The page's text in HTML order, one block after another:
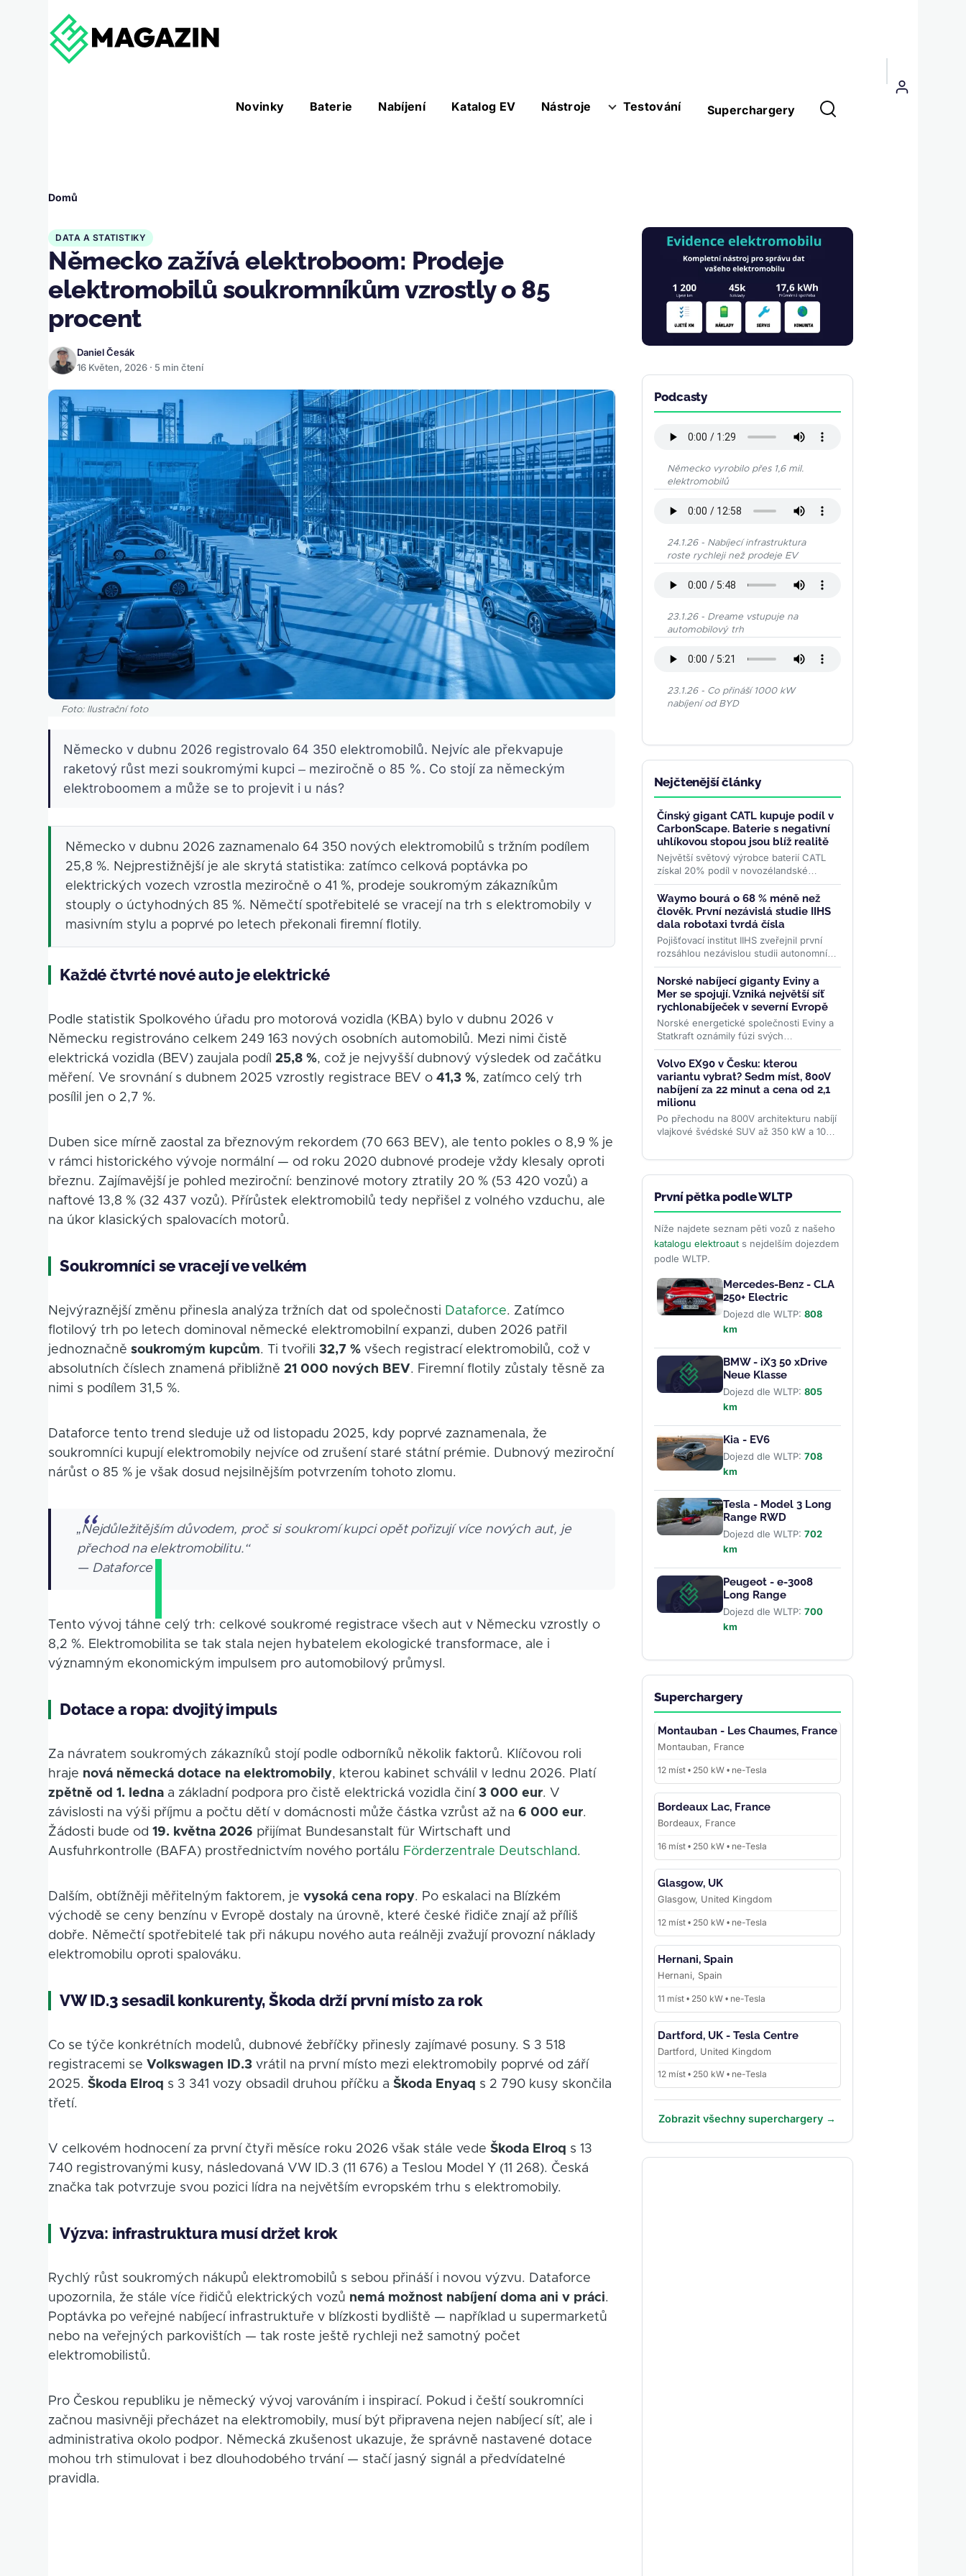
Hlavní
Novinky Baterie Nabíjení Katalog EV Nástroje
Nástroje sub-navigation Testování Superchargery
Menu
uživatelského
Drobečková
navigace
Domů
DATA A STATISTIKY
Německo zažívá elektroboom: Prodeje
elektromobilů soukromníkům vzrostly o 85
procent
Daniel Česák
16 Květen, 2026 · 5 min čtení
Foto: Ilustrační foto
Německo v dubnu 2026 registrovalo 64 350 elektromobilů. Nejvíc ale překvapuje
raketový růst mezi soukromými kupci – meziročně o 85 %. Co stojí za německým
elektroboomem a může se to projevit i u nás?
Německo v dubnu 2026 zaznamenalo 64 350 nových elektromobilů s tržním podílem
25,8 %. Nejprestižnější je ale skrytá statistika: zatímco celková poptávka po
elektrických vozech vzrostla meziročně o 41 %, prodeje soukromým zákazníkům
stouply o úctyhodných 85 %. Němečtí spotřebitelé se vracejí na trh s elektromobily v
masivním stylu a poprvé po letech překonali firemní flotily.
Každé čtvrté nové auto je elektrické
Podle statistik Spolkového úřadu pro motorová vozidla (KBA) bylo v dubnu 2026 v
Německu registrováno celkem 249 163 nových osobních automobilů. Mezi nimi čistě
elektrická vozidla (BEV) zaujala podíl25,8 %, což je nejvyšší dubnový výsledek od začátku
měření. Ve srovnání s dubnem 2025 vzrostly registrace BEV o41,3 %, zatímco celý trh
posílil jen o 2,7 %.
Duben sice mírně zaostal za březnovým rekordem (70 663 BEV), ale tento pokles o 8,9 % je
v rámci historického vývoje normální — od roku 2020 dubnové prodeje vždy klesaly oproti
březnu. Zajímavější je pohled meziroční: benzinové motory ztratily 20 % (53 420 vozů) a
naftové 13,8 % (32 437 vozů). Přírůstek elektromobilů tedy nepřišel z volného vzduchu, ale
na úkor klasických spalovacích motorů.
Soukromníci se vracejí ve velkém
Nejvýraznější změnu přinesla analýza tržních dat od společnosti Dataforce. Zatímco
flotilový trh po letech dominoval německé elektromobilní expanzi, duben 2026 patřil
jednoznačněsoukromým kupcům. Ti tvořili32,7 % všech registrací elektromobilů, což v
absolutních číslech znamená přibližně21 000 nových BEV. Firemní flotily zůstaly těsně za
nimi s podílem 31,5 %.
Dataforce tento trend sleduje už od listopadu 2025, kdy poprvé zaznamenala, že
soukromníci kupují elektromobily nejvíce od zrušení staré státní prémie. Dubnový meziroční
nárůst o 85 % je však dosud nejsilnějším potvrzením tohoto zlomu.
„Nejdůležitějším důvodem, proč si soukromí kupci opět pořizují více nových aut, je
přechod na elektromobilitu.“
— Dataforce
Tento vývoj táhne celý trh: celkové soukromé registrace všech aut v Německu vzrostly o
8,2 %. Elektromobilita se tak stala nejen hybatelem ekologické transformace, ale i
významným ekonomickým impulsem pro automobilový průmysl.
Dotace a ropa: dvojitý impuls
Za návratem soukromých zákazníků stojí podle odborníků několik faktorů. Klíčovou roli
hraje nová německá dotace na elektromobily, kterou kabinet schválil v lednu 2026. Platí
zpětně od 1. ledna a základní podpora pro čistě elektrická vozidla činí3 000 eur. V
závislosti na výši příjmu a počtu dětí v domácnosti může částka vzrůst až na6 000 eur.
Žádosti bude od19. května 2026 přijímat Bundesanstalt für Wirtschaft und
Ausfuhrkontrolle (BAFA) prostřednictvím nového portálu Förderzentrale Deutschland.
Dalším, obtížněji měřitelným faktorem, jevysoká cena ropy. Po eskalaci na Blízkém
východě se ceny benzínu v Evropě dostaly na úrovně, které české řidiče znají až příliš
dobře. Němečtí spotřebitelé tak při nákupu nového auta reálněji zvažují provozní náklady
elektromobilu oproti spalováku.
VW ID.3 sesadil konkurenty, Škoda drží první místo za rok
Co se týče konkrétních modelů, dubnové žebříčky přinesly zajímavé posuny. S 3 518
registracemi seVolkswagen ID.3 vrátil na první místo mezi elektromobily poprvé od září
2025.Škoda Elroq s 3 341 vozy obsadil druhou příčku aŠkoda Enyaq s 2 790 kusy skončila
třetí.
V celkovém hodnocení za první čtyři měsíce roku 2026 však stále vedeŠkoda Elroq s 13
740 registrovanými kusy, následovaná VW ID.3 (11 676) a Teslou Model Y (11 268). Česká
značka tak potvrzuje svou pozici lídra na největším evropském trhu s elektromobily.
Výzva: infrastruktura musí držet krok
Rychlý růst soukromých nákupů elektromobilů s sebou přináší i novou výzvu. Dataforce
upozornila, že stále více řidičů elektrických vozů nemá možnost nabíjení doma ani v práci.
Poptávka po veřejné nabíjecí infrastruktuře v blízkosti bydliště — například u supermarketů
nebo na veřejných parkovištích — tak roste ještě rychleji než samotný počet
elektromobilistů.
Pro Českou republiku je německý vývoj varováním i inspirací. Pokud i čeští soukromníci
začnou masivněji přecházet na elektromobily, musí být připravena nejen nabíjecí síť, ale i
administrativa okolo podpor. Německá zkušenost ukazuje, že správně nastavené dotace
mohou trh stimulovat i bez dlouhodobého trvání — stačí jasný signál a předvídatelné
pravidla.
Obrázek
Podcasty
Německo vyrobilo přes 1,6 mil.
elektromobilů
24.1.26 - Nabíjecí infrastruktura
roste rychleji než prodeje EV
23.1.26 - Dreame vstupuje na
automobilový trh
23.1.26 - Co přináší 1000 kW
nabíjení od BYD
Nejčtenější články
Čínský gigant CATL kupuje podíl v
CarbonScape. Baterie s negativní
uhlíkovou stopou jsou blíž realitě
Největší světový výrobce baterií CATL
získal 20% podíl v novozélandské
společnosti CarbonScape. Cílem této
strategické investice je... >>
Waymo bourá o 68 % méně než
člověk. První nezávislá studie IIHS
dala robotaxi tvrdá čísla
Pojišťovací institut IIHS zveřejnil první
rozsáhlou nezávislou studii autonomních
vozidel. Waymo na 50 milionech mil bez
řidiče bouralo o... >>
Norské nabíjecí giganty Eviny a
Mer se spojují. Vzniká největší síť
rychlonabíječek v severní Evropě
Norské energetické společnosti Eviny a
Statkraft oznámily fúzi svých
rychlodobíjecích sítí. Spojený podnik
Eviny Elektrifisering bude mít...
Volvo EX90 v Česku: kterou
variantu vybrat? Sedm míst, 800V
nabíjení za 22 minut a cena od 2,1
milionu
Po přechodu na 800V architekturu nabíjí
vlajkové švédské SUV až 350 kW a 10–
všechny tři verze...>>
První pětka podle WLTP
Níže najdete seznam pěti vozů z našeho
katalogu elektroauts nejdelším dojezdem
podle WLTP.
Mercedes-Benz - CLA
250+ Electric
Dojezd dle WLTP: 808
km
BMW - iX3 50 xDrive
Neue Klasse
Dojezd dle WLTP: 805
km
Kia - EV6
Dojezd dle WLTP: 708
km
Tesla - Model 3 Long
Range RWD
Dojezd dle WLTP: 702
km
Peugeot - e-3008
Long Range
Dojezd dle WLTP: 700
km
Superchargery
Montauban - Les Chaumes, France
Montauban, France
12 míst • 250 kW • ne-Tesla
Bordeaux Lac, France
Bordeaux, France
16 míst • 250 kW • ne-Tesla
Glasgow, UK
Glasgow, United Kingdom
12 míst • 250 kW • ne-Tesla
Hernani, Spain
Hernani, Spain
11 míst • 250 kW • ne-Tesla
Dartford, UK - Tesla Centre
Dartford, United Kingdom
12 míst • 250 kW • ne-Tesla
Zobrazit všechny superchargery →